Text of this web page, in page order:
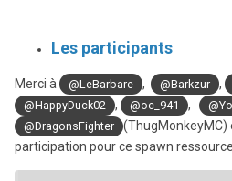
Les participants
Merci à @LeBarbare , @Barkzur ,
@HappyDuck02 , @oc_941 ,
@DragonsFighter
participation pour ce spawn ressource